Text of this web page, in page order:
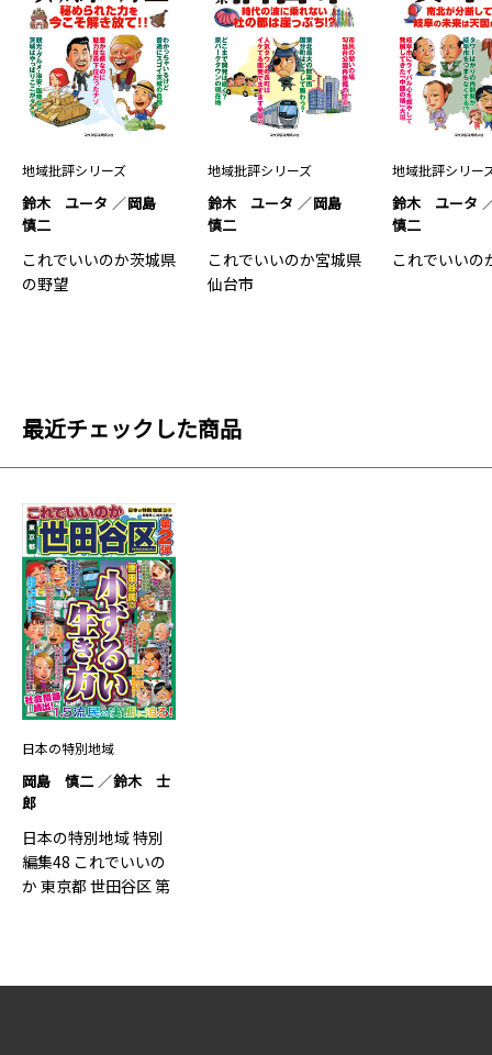
地域批評シリーズ
鈴木 ユータ
岡島
慎二
これでいいのか茨城県
の野望
地域批評シリーズ
鈴木 ユータ
岡島
慎二
これでいいのか宮城県
仙台市
地域批評シリー
鈴木 ユータ
慎二
これでいいの
最近チェックした商品
日本の特別地域
岡島 慎二
鈴木 士
郎
日本の特別地域 特別
編集48 これでいいの
か 東京都 世田谷区 第